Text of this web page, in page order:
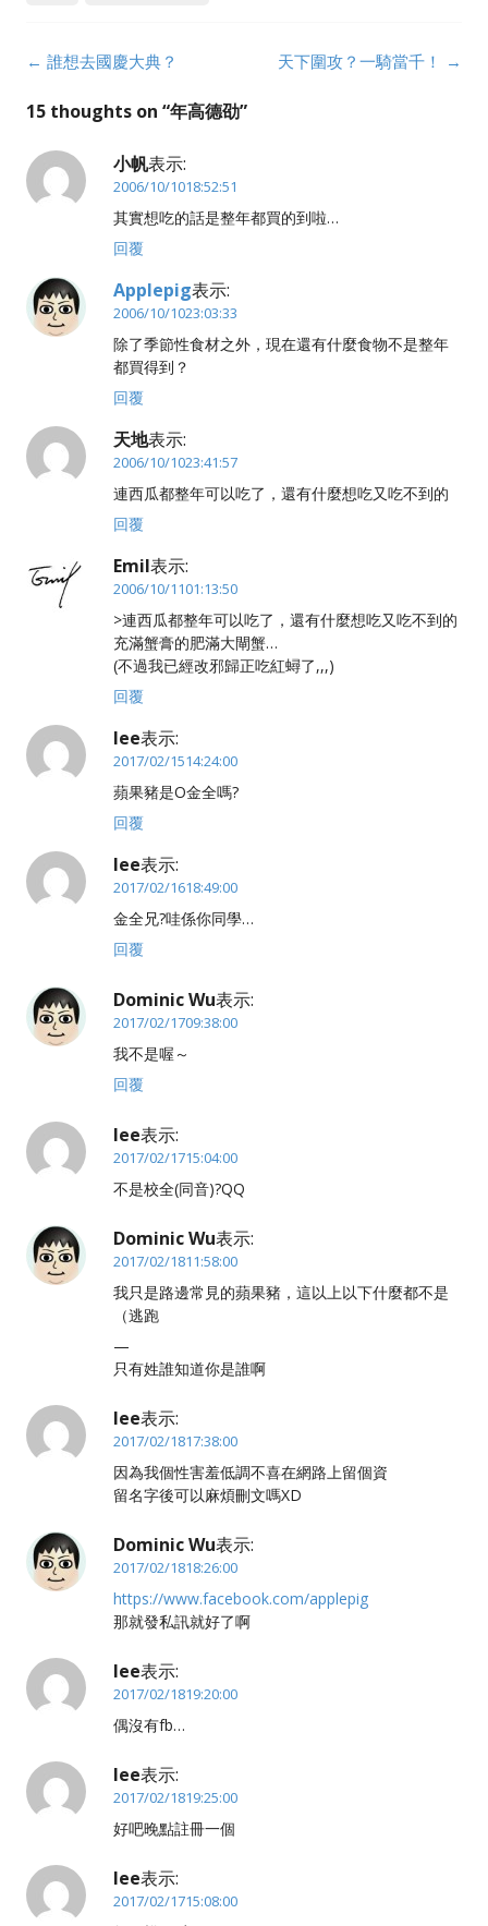
Post
← 誰想去國慶大典？ 天下圍攻？一騎當千！ →
15 thoughts on “年高德劭”
小帆表示:
2006/10/1018:52:51
其實想吃的話是整年都買的到啦…
回覆
Applepig表示:
2006/10/1023:03:33
除了季節性食材之外，現在還有什麼食物不是整年
都買得到？
回覆
天地表示:
2006/10/1023:41:57
連西瓜都整年可以吃了，還有什麼想吃又吃不到的
回覆
Emil表示:
2006/10/1101:13:50
>連西瓜都整年可以吃了，還有什麼想吃又吃不到的
充滿蟹膏的肥滿大閘蟹…
(不過我已經改邪歸正吃紅蟳了,,,)
回覆
lee表示:
2017/02/1514:24:00
蘋果豬是O金全嗎?
回覆
lee表示:
2017/02/1618:49:00
金全兄?哇係你同學…
回覆
Dominic Wu表示:
2017/02/1709:38:00
我不是喔～
回覆
lee表示:
2017/02/1715:04:00
不是校全(同音)?QQ
Dominic Wu表示:
2017/02/1811:58:00
我只是路邊常見的蘋果豬，這以上以下什麼都不是
（逃跑
—
只有姓誰知道你是誰啊
lee表示:
2017/02/1817:38:00
因為我個性害羞低調不喜在網路上留個資
留名字後可以麻煩刪文嗎XD
Dominic Wu表示:
2017/02/1818:26:00
https://www.facebook.com/applepig
那就發私訊就好了啊
lee表示:
2017/02/1819:20:00
偶沒有fb…
lee表示:
2017/02/1819:25:00
好吧晚點註冊一個
lee表示:
2017/02/1715:08:00